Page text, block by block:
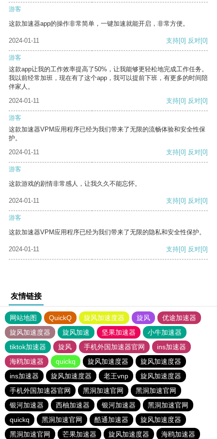
游客
这款加速器app的操作非常简单，一键加速就能开启，非常方便。
2024-01-11 支持[0] 反对[0]
游客
这款app让我的工作效率提高了50%，让我能够更轻松地完成工作任务。
我以前经常加班，现在有了这个app，我可以提前下班，有更多的时间陪
伴家人。
2024-01-11
支持[0] 反对[0]
游客
这款加速器VPM应用程序已经为我们带来了无限的流畅体验和安全性保
护。
2024-01-11
支持[0] 反对[0]
游客
这款游戏的剧情非常感人，让我久久不能忘怀。
2024-01-11 支持[0] 反对[0]
游客
这款加速器VPM应用程序已经为我们带来了无限的隐私和安全性保护。
2024-01-11 支持[0] 反对[0]
友情链接
网站地图 QuickQ 旋风加速度器 旋风
优途加速器
旋风加速度器
旋风加速 坚果加速器
小牛加速器
tiktok加速器
旋风 手机外国加速器官网
ins加速器
海鸥加速器
quickq 旋风加速度器
旋风加速度器
ins加速器
旋风加速度器 老王vnp
旋风加速度器
手机外国加速器官网
黑洞加速官网
黑洞加速官网
银河加速器
西柚加速器 银河加速器
黑洞加速官网
quickq
黑洞加速官网 酷通加速器
旋风加速度器
黑洞加速官网
芒果加速器 旋风加速度器 海鸥加速器